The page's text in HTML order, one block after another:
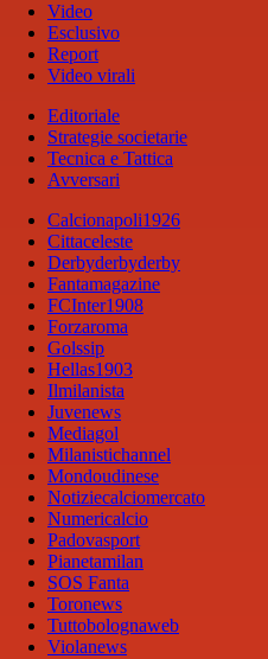
Video
Esclusivo
Report
Video virali
Editoriale
Strategie societarie
Tecnica e Tattica
Avversari
Calcionapoli1926
Cittaceleste
Derbyderbyderby
Fantamagazine
FCInter1908
Forzaroma
Golssip
Hellas1903
Ilmilanista
Juvenews
Mediagol
Milanistichannel
Mondoudinese
Notiziecalciomercato
Numericalcio
Padovasport
Pianetamilan
SOS Fanta
Toronews
Tuttobolognaweb
Violanews